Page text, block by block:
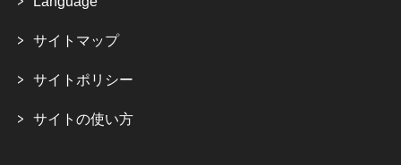
サイトマップ
サイトポリシー
サイトの使い方